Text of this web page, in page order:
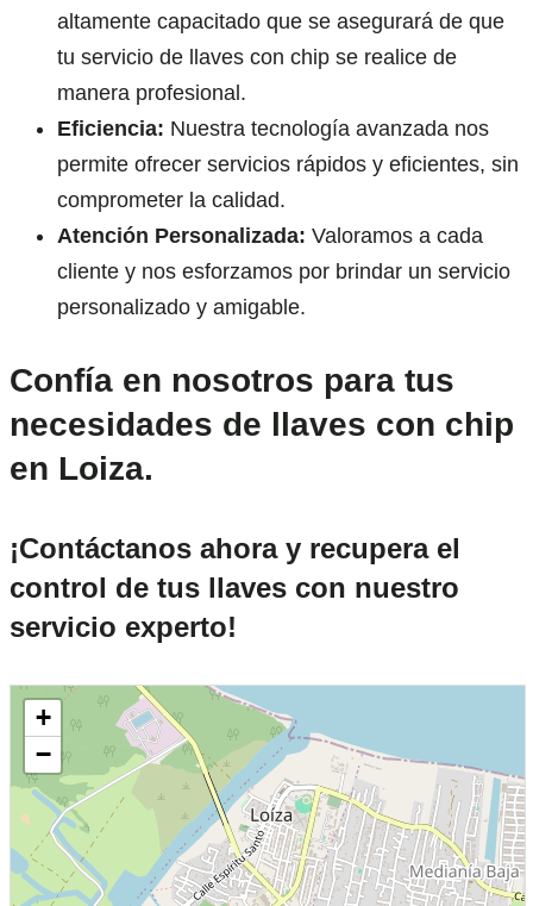
altamente capacitado que se asegurará de que
tu servicio de llaves con chip se realice de
manera profesional.
Eficiencia: Nuestra tecnología avanzada nos
permite ofrecer servicios rápidos y eficientes, sin
comprometer la calidad.
Atención Personalizada: Valoramos a cada
cliente y nos esforzamos por brindar un servicio
personalizado y amigable.
Confía en nosotros para tus
necesidades de llaves con chip
en Loiza.
¡Contáctanos ahora y recupera el
control de tus llaves con nuestro
servicio experto!
+
−